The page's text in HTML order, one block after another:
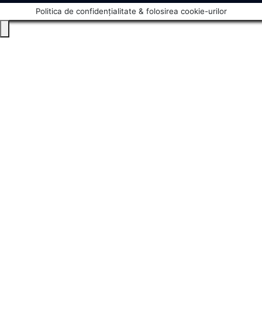
Politica de confidențialitate & folosirea cookie-urilor